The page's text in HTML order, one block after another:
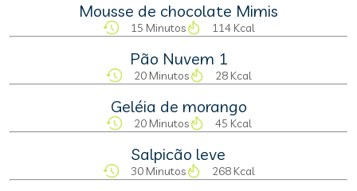
Mousse de chocolate Mimis
15 Minutos 114 Kcal
Pão Nuvem 1
20 Minutos 28 Kcal
Geléia de morango
20 Minutos 45 Kcal
Salpicão leve
30 Minutos 268 Kcal